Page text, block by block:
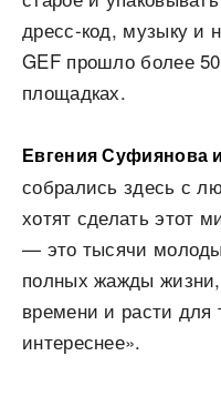
дресс-код, музыку и
GEF прошло более
площадках.
Евгения Суфиянова
собрались здесь с
хотят сделать этот
— это тысячи
полных жажды жизни,
времени и расти для
интереснее».